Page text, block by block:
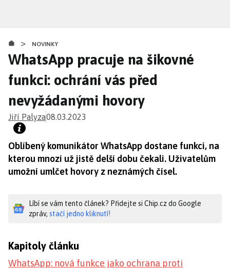
obsahu
> NOVINKY
WhatsApp pracuje na šikovné
funkci: ochrání vás před
nevyžádanými hovory
Jiří Palyza08.03.2023
Oblíbený komunikátor WhatsApp dostane funkci, na
kterou mnozí už jistě delší dobu čekali. Uživatelům
umožní umlčet hovory z neznámých čísel.
Líbí se vám tento článek? Přidejte si Chip.cz do Google
zpráv, stačí jedno kliknutí!
Kapitoly článku
WhatsApp: nová funkce jako ochrana proti